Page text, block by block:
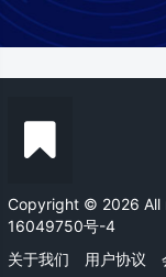
Copyright © 2026 All
16049750号-4
关于我们
用户协议